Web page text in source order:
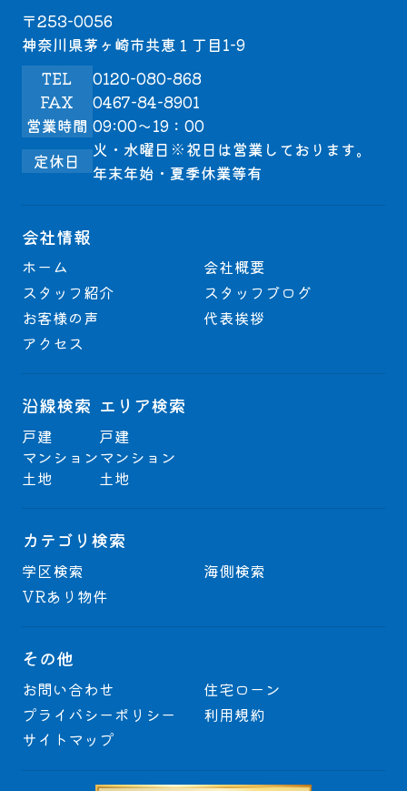
〒253-0056
神奈川県茅ヶ崎市共恵１丁目1-9
TEL
0120-080-868
FAX
0467-84-8901
営業時間 09:00～19：00
定休日
火・水曜日※祝日は営業しております。
年末年始・夏季休業等有
会社情報
ホーム
会社概要
スタッフ紹介
スタッフブログ
お客様の声
代表挨拶
アクセス
沿線検索
戸建
マンション
土地
エリア検索
戸建
マンション
土地
カテゴリ検索
学区検索
海側検索
VRあり物件
その他
お問い合わせ
住宅ローン
プライバシーポリシー
利用規約
サイトマップ